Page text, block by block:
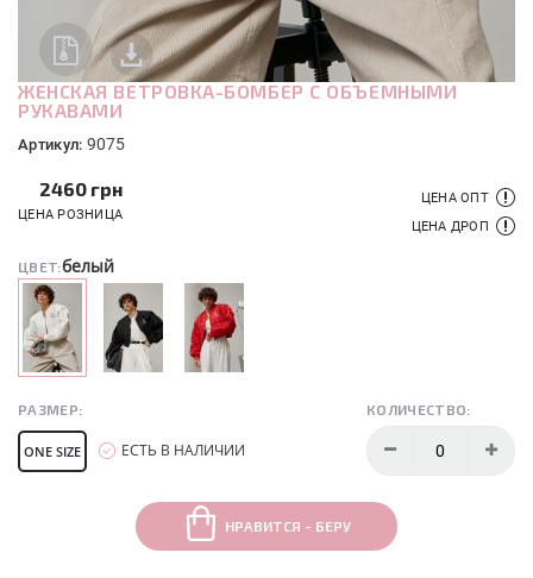
ЖЕНСКАЯ ВЕТРОВКА-БОМБЕР С ОБЪЕМНЫМИ
РУКАВАМИ
Артикул: 9075
2460 грн
ЦЕНА РОЗНИЦА
ЦЕНА ОПТ
ЦЕНА ДРОП
ЦВЕТ:белый
РАЗМЕР: КОЛИЧЕСТВО:
ONE SIZE ЕСТЬ В НАЛИЧИИ
НРАВИТСЯ - БЕРУ